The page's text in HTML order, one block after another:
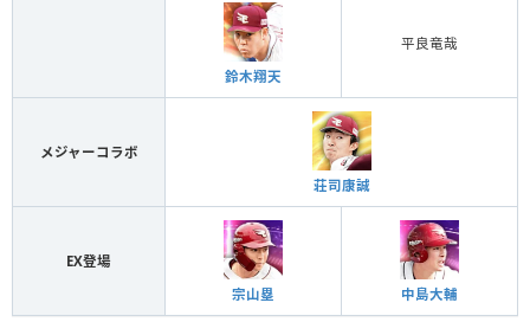
鈴木翔天
平良竜哉
メジャーコラボ
荘司康誠
EX登場
宗山塁
中島大輔